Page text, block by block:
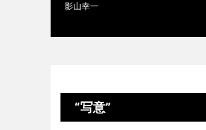
影山幸一
“写意”